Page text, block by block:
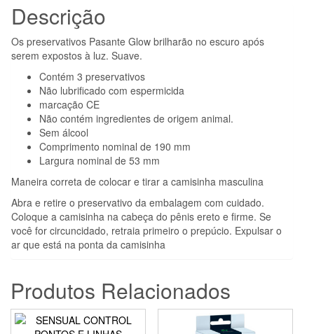
THE
3
Descrição
Os preservativos Pasante Glow brilharão no escuro após
serem expostos à luz. Suave.
Contém 3 preservativos
Não lubrificado com espermicida
marcação CE
Não contém ingredientes de origem animal.
Sem álcool
Comprimento nominal de 190 mm
Largura nominal de 53 mm
Maneira correta de colocar e tirar a camisinha masculina
Abra e retire o preservativo da embalagem com cuidado.
Coloque a camisinha na cabeça do pênis ereto e firme. Se
você for circuncidado, retraia primeiro o prepúcio. Expulsar o
ar que está na ponta da camisinha
Produtos Relacionados